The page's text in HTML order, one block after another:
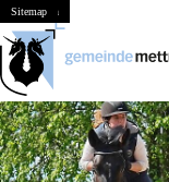
Home
Navigation
Inhalt
Suche
Sitemap